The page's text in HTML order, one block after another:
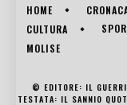
HOME
CULTURA
MOLISE
© EDITORE: IL
TESTATA: IL SANNIO